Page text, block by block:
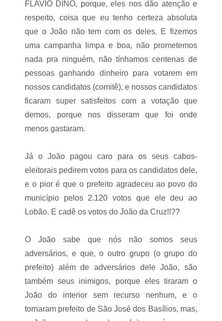
FLAVIO DINO, porque, eles nos dão atenção e
respeito, coisa que eu tenho certeza absoluta
que o João não tem com os deles. E fizemos
uma campanha limpa e boa, não prometemos
nada pra ninguém, não tínhamos centenas de
pessoas ganhando dinheiro para votarem em
nossos candidatos (comitê), e nossos candidatos
ficaram super satisfeitos com a votação que
demos, porque nos disseram que foi onde
menos gastaram.
Já o João pagou caro para os seus cabos-
eleitorais pedirem votos para os candidatos dele,
e o pior é que o prefeito agradeceu ao povo do
município pelos 2.120 votos que ele deu ao
Lobão. E cadê os votos do João da Cruz!!??
O João sabe que nós não somos seus
adversários, e que, o outro grupo (o grupo do
prefeito) além de adversários dele João, são
também seus inimigos, porque eles tiraram o
João do interior sem recurso nenhum, e o
tornaram prefeito de São José dos Basílios, mas,